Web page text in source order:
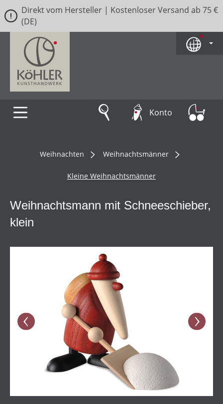
Zum Hauptinhalt springen
Direkt vom Hersteller | Kostenloser Versand ab 75 €
(DE)
Konto
Weihnachten Weihnachtsmänner
Kleine Weihnachtsmänner
Weihnachtsmann mit Schneeschieber,
klein
Bildergalerie überspringen